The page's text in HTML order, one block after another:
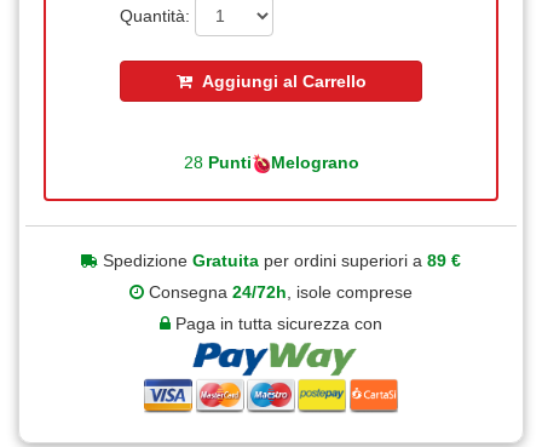
Quantità:
Aggiungi al Carrello
28 Punti Melograno
Spedizione Gratuita per ordini superiori a 89 €
Consegna 24/72h , isole comprese
Paga in tutta sicurezza con